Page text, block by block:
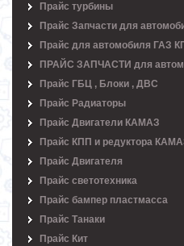
Прайс турбины
Прайс Запчасти для
Прайс для автомобиля ГАЗ
ПРАЙС ЗАПЧАСТИ для
Прайс ГБЦ , Блоки , ДВС
Прайс Радиаторы
Прайс Двигатели КАМАЗ
Прайс КПП и редуктора
Прайс Двигателя
Прайс светотехника
Прайс бампер пластмасса
Прайс Танаки
Прайс Кит